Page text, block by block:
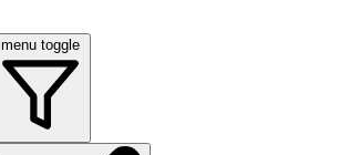
menu toggle